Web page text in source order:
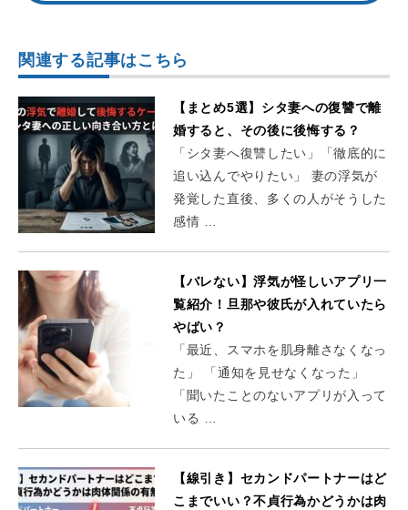
関連する記事はこちら
【まとめ5選】シタ妻への復讐で離
婚すると、その後に後悔する？
「シタ妻へ復讐したい」「徹底的に
追い込んでやりたい」 妻の浮気が
発覚した直後、多くの人がそうした
感情 …
【バレない】浮気が怪しいアプリ一
覧紹介！旦那や彼氏が入れていたら
やばい？
「最近、スマホを肌身離さなくなっ
た」 「通知を見せなくなった」
「聞いたことのないアプリが入って
いる …
【線引き】セカンドパートナーはど
こまでいい？不貞行為かどうかは肉